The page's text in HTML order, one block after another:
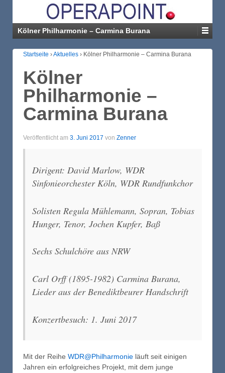
Kölner Philharmonie – Carmina Burana
Startseite ›Aktuelles › Kölner Philharmonie – Carmina Burana
Kölner
Philharmonie –
Carmina Burana
Veröffentlicht am 3. Juni 2017 von Zenner
Dirigent: David Marlow, WDR
Sinfonieorchester Köln, WDR Rundfunkchor
Solisten Regula Mühlemann, Sopran, Tobias
Hunger, Tenor, Jochen Kupfer, Baß
Sechs Schulchöre aus NRW
Carl Orff (1895-1982) Carmina Burana,
Lieder aus der Benediktbeurer Handschrift
Konzertbesuch: 1. Juni 2017
Mit der Reihe WDR@Philharmonie läuft seit einigen
Jahren ein erfolgreiches Projekt, mit dem junge